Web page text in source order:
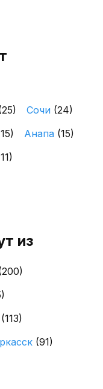
Сочи (24)
Анапа (15)
из
(113)
(91)